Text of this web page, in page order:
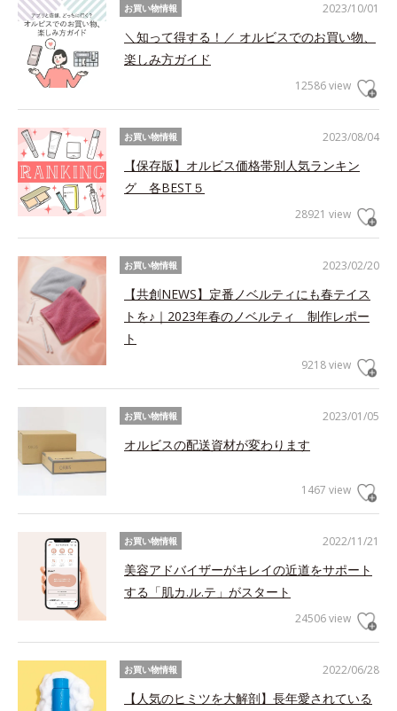
2023/10/01
お買い物情報
＼知って得する！／ オルビスでのお買い物、
楽しみ方ガイド
12586 view
2023/08/04
お買い物情報
【保存版】オルビス価格帯別人気ランキン
グ 各BEST５
28921 view
2023/02/20
お買い物情報
【共創NEWS】定番ノベルティにも春テイス
トを♪｜2023年春のノベルティ 制作レポー
ト
9218 view
2023/01/05
お買い物情報
オルビスの配送資材が変わります
1467 view
2022/11/21
お買い物情報
美容アドバイザーがキレイの近道をサポート
する「肌カ.ル.テ」がスタート
24506 view
2022/06/28
お買い物情報
【人気のヒミツを大解剖】長年愛されている